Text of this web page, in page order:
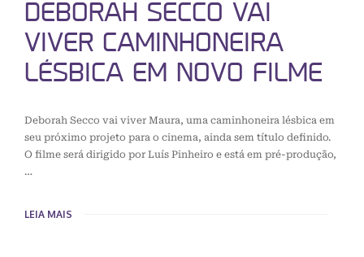
DEBORAH SECCO VAI
VIVER CAMINHONEIRA
LÉSBICA EM NOVO FILME
Deborah Secco vai viver Maura, uma caminhoneira lésbica em
seu próximo projeto para o cinema, ainda sem título definido.
O filme será dirigido por Luís Pinheiro e está em pré-produção,
…
LEIA MAIS